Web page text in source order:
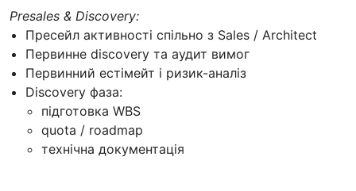
Presales & Discovery:
Пресейл активності спільно з Sales / Architect
Первинне discovery та аудит вимог
Первинний естімейт і ризик-аналіз
Discovery фаза:
підготовка WBS
quota / roadmap
технічна документація